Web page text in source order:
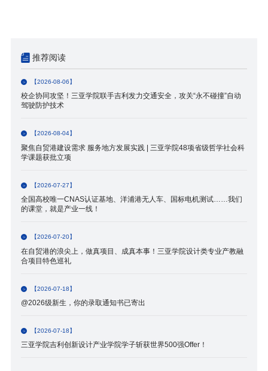
推荐阅读
【2026-08-06】
校企协同攻坚！三亚学院联手吉利发力交通安全，攻关“永不碰撞”自动
驾驶防护技术
【2026-08-04】
聚焦自贸港建设需求 服务地方发展实践 | 三亚学院48项省级哲学社会科
学课题获批立项
【2026-07-27】
全国高校唯一CNAS认证基地、洋浦港无人车、国标电机测试……我们
的课堂，就是产业一线！
【2026-07-20】
在自贸港的浪尖上，做真项目、成真本事！三亚学院设计类专业产教融
合项目特色巡礼
【2026-07-18】
@2026级新生，你的录取通知书已寄出
【2026-07-18】
三亚学院吉利创新设计产业学院学子斩获世界500强Offer！